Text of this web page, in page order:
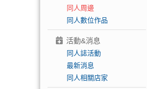
同人周邊
同人數位作品
活動&消息
同人誌活動
最新消息
同人相關店家